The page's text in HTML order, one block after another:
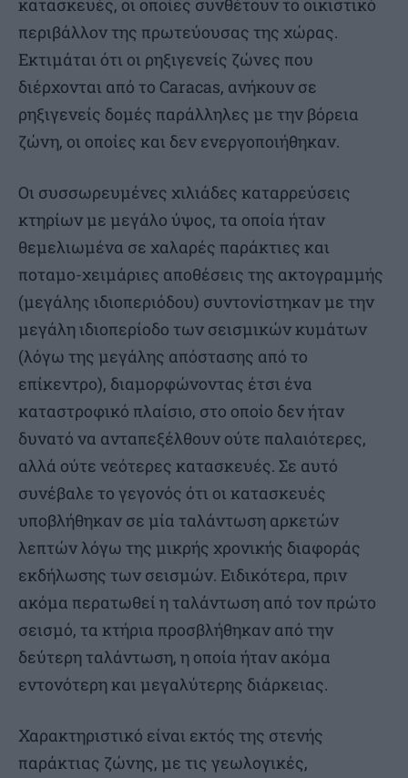
κατασκευές, οι οποίες συνθέτουν το οικιστικό
περιβάλλον της πρωτεύουσας της χώρας.
Εκτιμάται ότι οι ρηξιγενείς ζώνες που
διέρχονται από το Caracas, ανήκουν σε
ρηξιγενείς δομές παράλληλες με την βόρεια
ζώνη, οι οποίες και δεν ενεργοποιήθηκαν.
Οι συσσωρευμένες χιλιάδες καταρρεύσεις
κτηρίων με μεγάλο ύψος, τα οποία ήταν
θεμελιωμένα σε χαλαρές παράκτιες και
ποταμο-χειμάριες αποθέσεις της ακτογραμμής
(μεγάλης ιδιοπεριόδου) συντονίστηκαν με την
μεγάλη ιδιοπερίοδο των σεισμικών κυμάτων
(λόγω της μεγάλης απόστασης από το
επίκεντρο), διαμορφώνοντας έτσι ένα
καταστροφικό πλαίσιο, στο οποίο δεν ήταν
δυνατό να ανταπεξέλθουν ούτε παλαιότερες,
αλλά ούτε νεότερες κατασκευές. Σε αυτό
συνέβαλε το γεγονός ότι οι κατασκευές
υποβλήθηκαν σε μία ταλάντωση αρκετών
λεπτών λόγω της μικρής χρονικής διαφοράς
εκδήλωσης των σεισμών. Ειδικότερα, πριν
ακόμα περατωθεί η ταλάντωση από τον πρώτο
σεισμό, τα κτήρια προσβλήθηκαν από την
δεύτερη ταλάντωση, η οποία ήταν ακόμα
εντονότερη και μεγαλύτερης διάρκειας.
Χαρακτηριστικό είναι εκτός της στενής
παράκτιας ζώνης, με τις γεωλογικές,